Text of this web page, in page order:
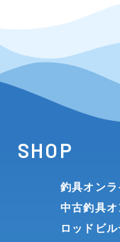
SHOP
釣具オン
中古釣具
ロッドビ